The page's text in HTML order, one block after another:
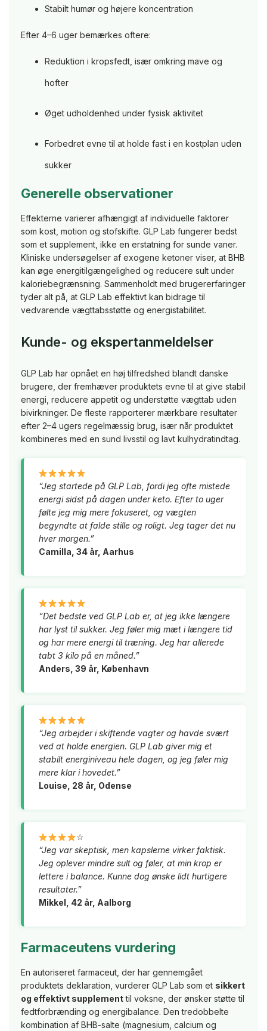
Stabilt humør og højere koncentration
Efter 4–6 uger bemærkes oftere:
Reduktion i kropsfedt, især omkring mave og
hofter
Øget udholdenhed under fysisk aktivitet
Forbedret evne til at holde fast i en kostplan uden
sukker
Generelle observationer
Effekterne varierer afhængigt af individuelle faktorer
som kost, motion og stofskifte. GLP Lab fungerer bedst
som et supplement, ikke en erstatning for sunde vaner.
Kliniske undersøgelser af exogene ketoner viser, at BHB
kan øge energitilgængelighed og reducere sult under
kaloriebegrænsning. Sammenholdt med brugererfaringer
tyder alt på, at GLP Lab effektivt kan bidrage til
vedvarende vægttabsstøtte og energistabilitet.
Kunde- og ekspertanmeldelser
GLP Lab har opnået en høj tilfredshed blandt danske
brugere, der fremhæver produktets evne til at give stabil
energi, reducere appetit og understøtte vægttab uden
bivirkninger. De fleste rapporterer mærkbare resultater
efter 2–4 ugers regelmæssig brug, især når produktet
kombineres med en sund livsstil og lavt kulhydratindtag.
“Jeg startede på GLP Lab, fordi jeg ofte mistede
energi sidst på dagen under keto. Efter to uger
følte jeg mig mere fokuseret, og vægten
begyndte at falde stille og roligt. Jeg tager det nu
hver morgen.”
Camilla, 34 år, Aarhus
“Det bedste ved GLP Lab er, at jeg ikke længere
har lyst til sukker. Jeg føler mig mæt i længere tid
og har mere energi til træning. Jeg har allerede
tabt 3 kilo på en måned.”
Anders, 39 år, København
“Jeg arbejder i skiftende vagter og havde svært
ved at holde energien. GLP Lab giver mig et
stabilt energiniveau hele dagen, og jeg føler mig
mere klar i hovedet.”
Louise, 28 år, Odense
☆
“Jeg var skeptisk, men kapslerne virker faktisk.
Jeg oplever mindre sult og føler, at min krop er
lettere i balance. Kunne dog ønske lidt hurtigere
resultater.”
Mikkel, 42 år, Aalborg
Farmaceutens vurdering
En autoriseret farmaceut, der har gennemgået
produktets deklaration, vurderer GLP Lab som et sikkert
og effektivt supplementtil voksne, der ønsker støtte til
fedtforbrænding og energibalance. Den tredobbelte
kombination af BHB-salte (magnesium, calcium og